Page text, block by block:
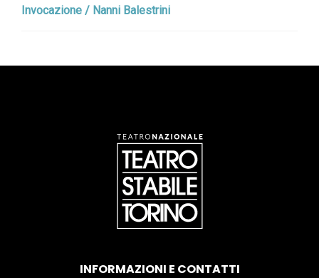
Invocazione / Nanni Balestrini
INFORMAZIONI E CONTATTI